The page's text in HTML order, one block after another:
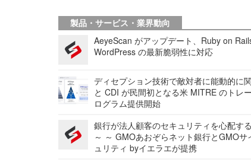
製品・サービス・業界動向
AeyeScan がアップデート、Ruby on
WordPress の最新脆弱性に対応
ディセプション技術で敵対者に能動的に
と CDI が民間初となる米 MITRE のトレ
ログラム提供開始
銀行が法人顧客のセキュリティを心配す
～ ～ GMOあおぞらネット銀行とGMOサ
ュリティ byイエラエが提携